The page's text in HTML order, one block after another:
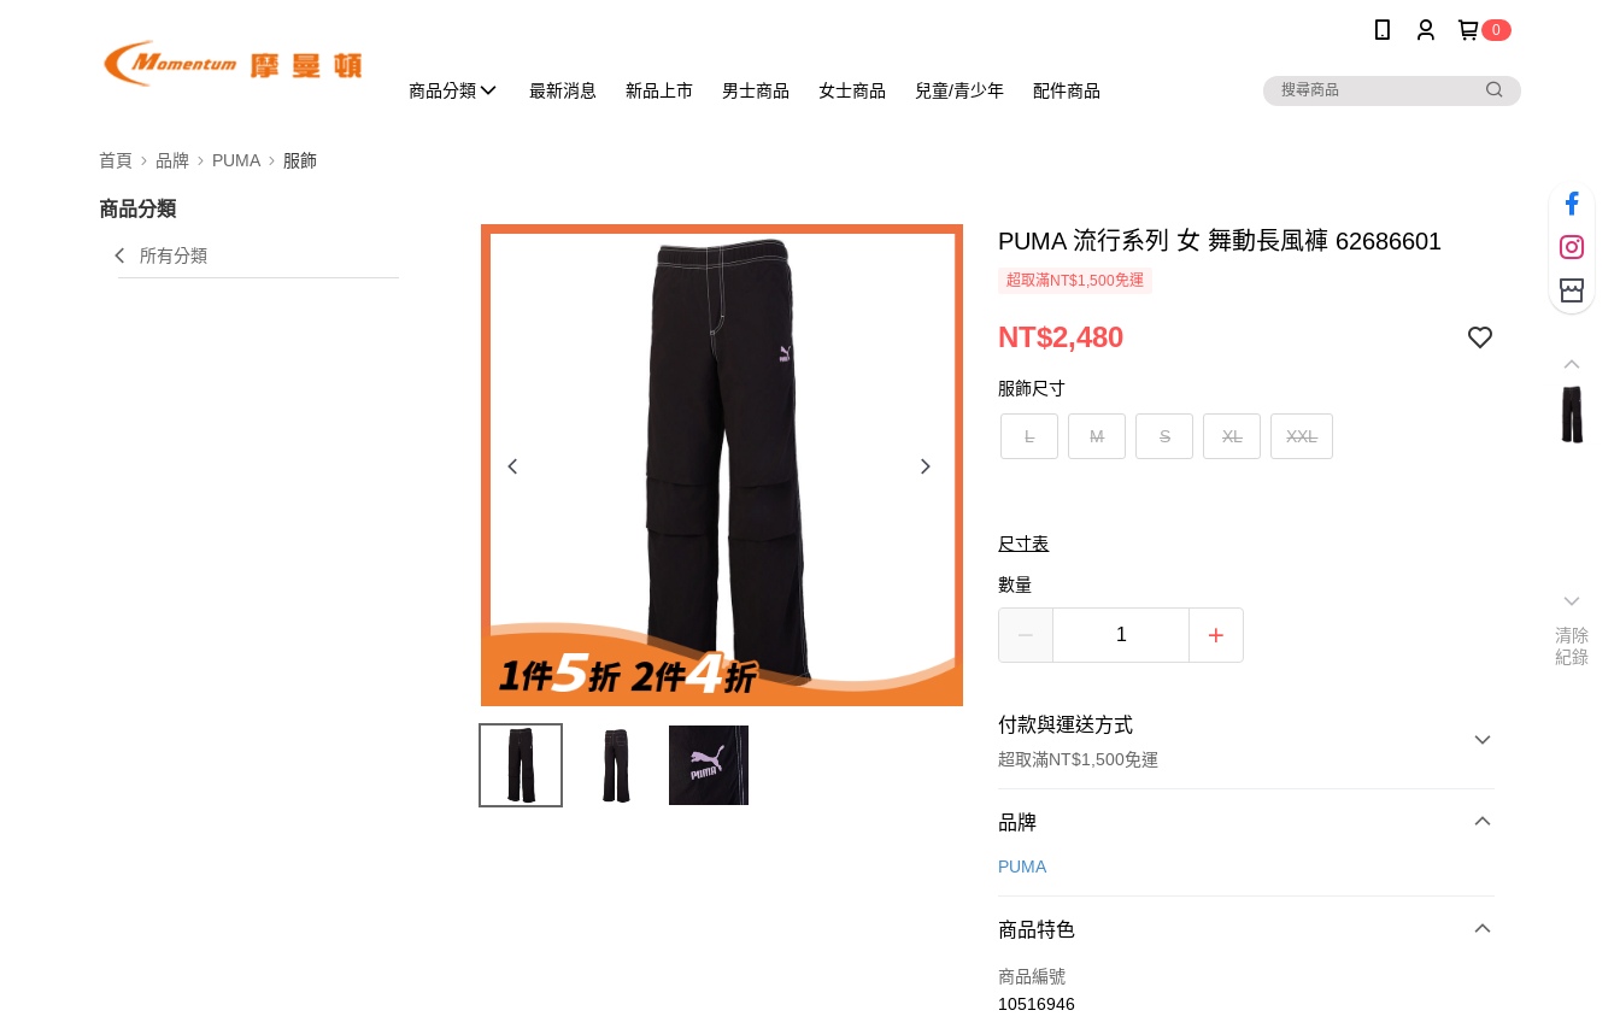
0
商品分類 最新消息 新品上市 男士商品 女士商品 兒童/青少年 配件商品
首頁 品牌 PUMA 服飾
商品分類
所有分類
PUMA 流行系列 女 舞動長風褲 62686601
超取滿NT$1,500免運
NT$2,480
服飾尺寸
L M S XL XXL
尺寸表
數量
付款與運送方式
超取滿NT$1,500免運
付款方式
信用卡一次付款
合作金庫商業銀行
華南商業銀行
LINE Pay
品牌
PUMA
商品特色
商品編號
10516946
清除
紀錄